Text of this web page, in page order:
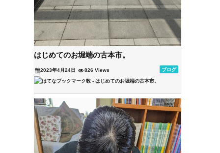
はじめてのお堀端の古本市。
2023年4月24日 ブログ
826 Views